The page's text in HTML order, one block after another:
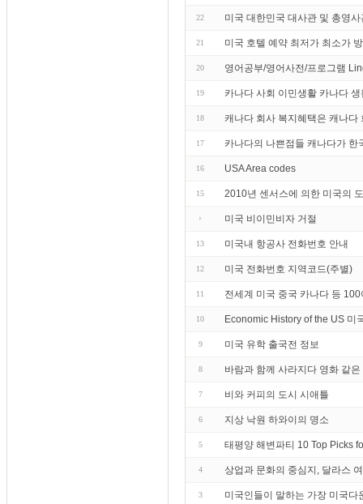
22 미국 대한민국 대사관 및 총영
21 미국 호텔 예약 최저가 최소가
20 영어공부/영어사전/프로그램
19 카나다 사회 이민생활 카나다
18 캐나다 회사 복지혜택은 캐나다
17 카나다의 나쁜점들 캐나다가
16 USA Area codes
15 2010년 센서스에 의한 미국의
미국 비이민비자 거절
13 미국내 항공사 전화번호 안내
12 미국 전화번호 지역코드(주별)
11 전세계 미국 중국 카나다 등
10 Economic History of the US 미
9 미국 유학 출국전 정보
8 바람과 함께 사라지다 영화 같
7 비와 커피의 도시 시애틀
6 지상 낙원 하와이의 명소
5 태평양 해변파티 10 Top Picks
4 상업과 문화의 중심지, 달라스
3 미국인들이 말하는 가장 미국다